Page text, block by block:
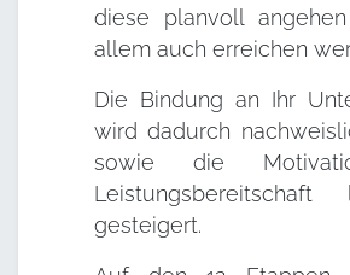
diese planvoll
allem auch erreichen
Die Bindung an Ihr
wird dadurch
sowie die
Leistungsbereitschaft
gesteigert.